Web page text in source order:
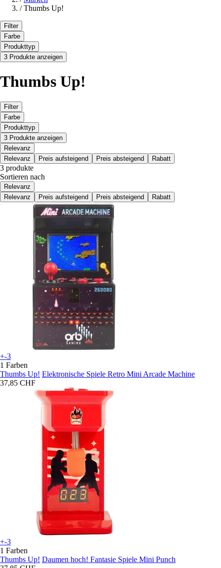
/ Thumbs Up!
Filter
Farbe
Produkttyp
3 Produkte anzeigen
Thumbs Up!
Filter
Farbe
Produkttyp
3 Produkte anzeigen
Relevanz
Relevanz
Preis aufsteigend Preis absteigend Rabatt
3 produkte
Sortieren nach
Relevanz
Relevanz
Preis aufsteigend Preis absteigend Rabatt
+-3
1 Farben
Thumbs Up! Elektronische Spiele Retro Mini Arcade Machine
37,85 CHF
+-3
1 Farben
Thumbs Up! Daumen hoch! Fantasie Spiele Mini Punch